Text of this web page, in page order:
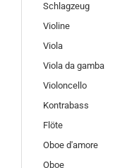
Schlagzeug
Violine
Viola
Viola da gamba
Violoncello
Kontrabass
Flöte
Oboe d'amore
Oboe